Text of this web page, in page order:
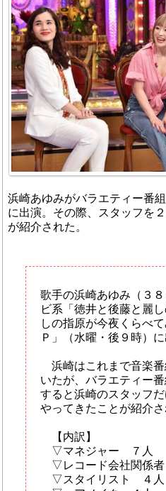
浜崎あゆみがバラエティー番
に出演。その際、スタッフを
が紹介された。
歌手の浜崎あゆみ（３
ビ系「徳井と後藤と麗
しの指原が今夜くらべ
Ｐ」（水曜・後９時）に
浜崎はこれまで音楽番
いたが、バラエティー番
すると浜崎のスタッフ
やってきたことが紹介さ
【内訳】
▽マネジャー ７人
▽レコード会社関係
▽スタイリスト ４人